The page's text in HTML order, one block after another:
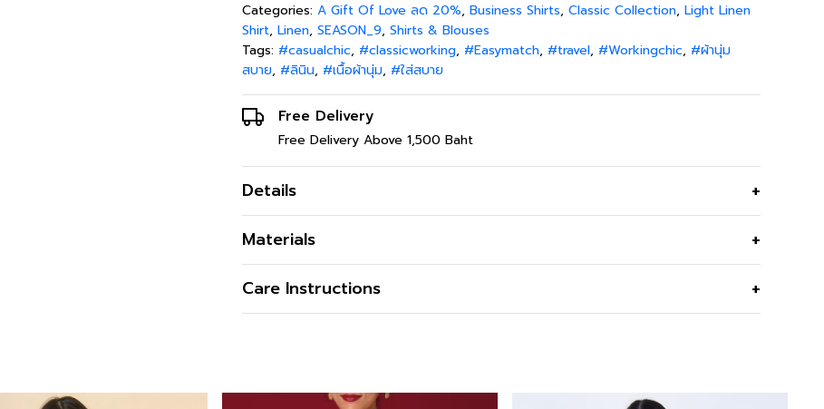
Categories: A Gift Of Love ลด 20%, Business Shirts, Classic Collection, Light Linen
Shirt, Linen, SEASON_9, Shirts & Blouses
Tags: #casualchic, #classicworking, #Easymatch, #travel, #Workingchic, #ผ้านุ่ม
สบาย, #ลินิน, #เนื้อผ้านุ่ม, #ใส่สบาย
Free Delivery
Free Delivery Above 1,500 Baht
Details
ครอง
Materials
เนื้อผ้า
คุณสมบัติผ้า
อยู่ทรง รีดง่าย ป้องกันฝุ่นละออง และเชื้อโรค
Care Instructions
การตาก
Dry in Shade